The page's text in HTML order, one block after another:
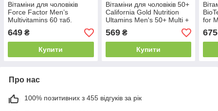
Вітаміни для чоловіків
Force Factor Men’s
Multivitamins 60 таб.
649 ₴
Купити
Вітаміни для чоловіків 50+
California Gold Nutrition
Ultamins Men's 50+ Multi +
Mushrooms, Enzymes,
Veggies & Berries 60 капс.
569₴
Купити
for
675
Про нас
100% позитивних з 455 відгуків за рік